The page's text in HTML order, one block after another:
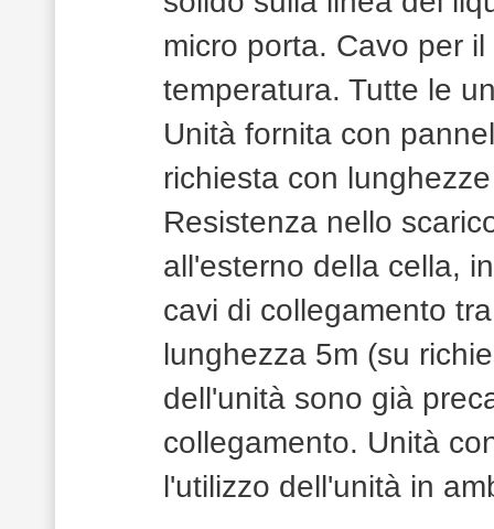
micro porta. Cavo per
temperatura. Tutte le
Unità fornita con
richiesta con
Resistenza nello
all'esterno della cella,
cavi di collegamento
lunghezza 5m (su
dell'unità sono già
collegamento. Unità
l'utilizzo dell'unità in